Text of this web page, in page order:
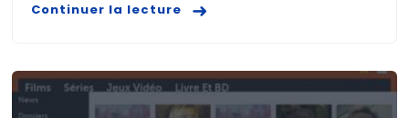
Continuer la lecture